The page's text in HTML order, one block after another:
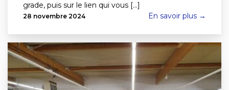
grade, puis sur le lien qui vous [...]
28 novembre 2024 En savoir plus →